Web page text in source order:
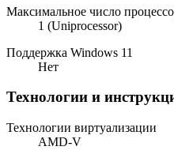
Максимальное число
1 (Uniprocessor)
Поддержка Windows 11
Нет
Технологии и
Технологии виртуализации
AMD-V